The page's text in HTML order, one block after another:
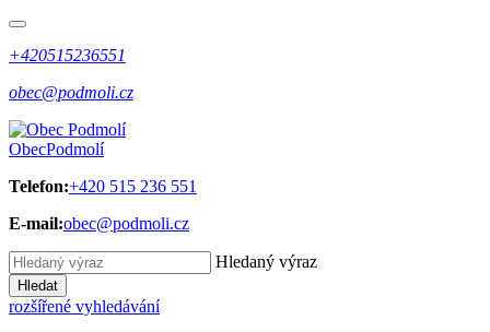
+420515236551
obec@podmoli.cz
ObecPodmolí
Telefon:+420 515 236 551
E-mail:obec@podmoli.cz
Hledaný výraz
Hledat
rozšířené vyhledávání